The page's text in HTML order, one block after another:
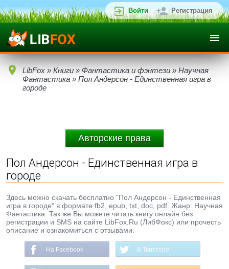
Войти Регистрация
LibFox » Книги » Фантастика и фэнтези » Научная
Фантастика » Пол Андерсон - Единственная игра в
городе
Авторские права
Пол Андерсон - Единственная игра в
городе
Здесь можно скачать бесплатно "Пол Андерсон - Единственная
игра в городе" в формате fb2, epub, txt, doc, pdf. Жанр: Научная
Фантастика. Так же Вы можете читать книгу онлайн без
регистрации и SMS на сайте LibFox.Ru (ЛибФокс) или прочесть
описание и ознакомиться с отзывами.
На Facebook В Твиттере